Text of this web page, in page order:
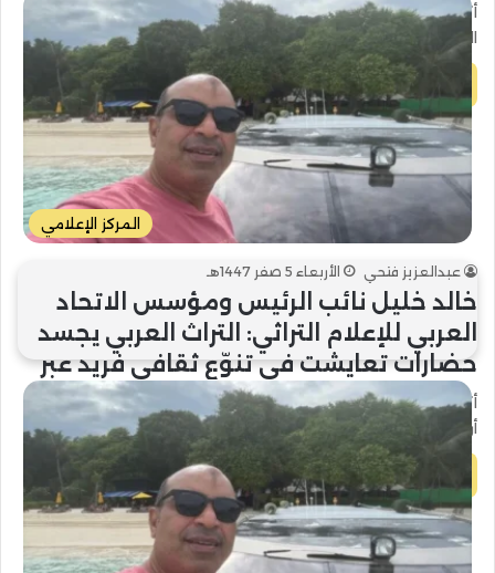
أكد عبد الرحمن البسيوني، الأمين العام للاتحاد العربي للإعلام
التراثي، أن الحفاظ على التراث العربي لا يعني فقط تجميده في…
أكمل القراءة »
المركز الإعلامي
عبدالعزيز فتحي الأربعاء 5 صفر 1447هـ
خالد خليل نائب الرئيس ومؤسس الاتحاد
العربي للإعلام التراثي: التراث العربي يجسد
حضارات تعايشت في تنوّع ثقافي فريد عبر
العصور
أكد خالد خليل نائب الرئيس ومؤسس الاتحاد العربي للإعلام التراثي،
أن التراث في العالم العربي لا يمثل فقط ميراثًا تاريخيًا…
أكمل القراءة »